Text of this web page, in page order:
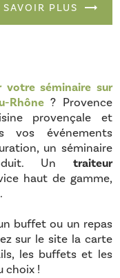
SAVOIR PLUS
votre séminaire sur
Rhône? Provence
provençale et
vos événements
un séminaire
Un traiteur
haut de gamme,
buffet ou un repas
sur le site la carte
les buffets et les
choix !